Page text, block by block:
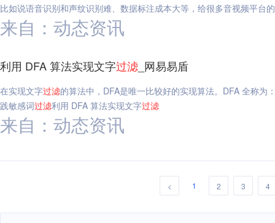
比如说语音识别和声纹识别难、数据标注成本大等，给很多音视频平台
来自：动态资讯
利用 DFA 算法实现文字过滤 _网易易盾
在实现文字过滤的算法中，DFA是唯一比较好的实现算法。DFA 全称
践敏感词过滤利用 DFA 算法实现文字过滤
来自：动态资讯
< 1 2 3 4